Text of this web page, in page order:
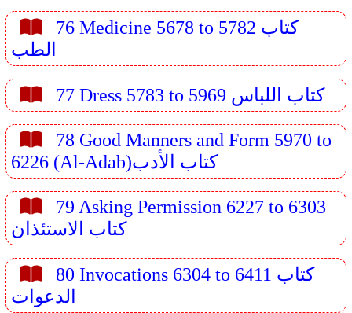
76 Medicine 5678 to 5782 كتاب
الطب
77 Dress 5783 to 5969 كتاب اللباس
78 Good Manners and Form 5970 to
6226 (Al-Adab)كتاب الأدب
79 Asking Permission 6227 to 6303
كتاب الاستئذان
80 Invocations 6304 to 6411 كتاب
الدعوات